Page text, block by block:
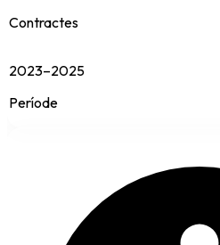
Contractes
2023–2025
Període